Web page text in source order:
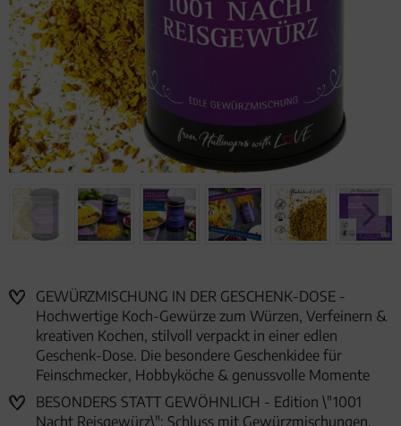
GEWÜRZMISCHUNG IN DER GESCHENK-DOSE -
Hochwertige Koch-Gewürze zum Würzen, Verfeinern &
kreativen Kochen, stilvoll verpackt in einer edlen
Geschenk-Dose. Die besondere Geschenkidee für
Feinschmecker, Hobbyköche & genussvolle Momente
BESONDERS STATT GEWÖHNLICH - Edition \"1001
Nacht Reisgewürz\": Schluss mit Gewürzmischungen,